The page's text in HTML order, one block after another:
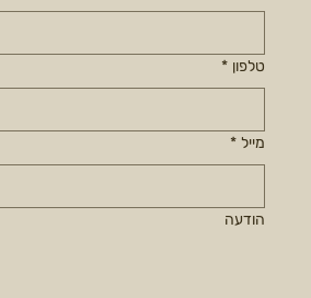
טלפון *
מייל *
הודעה